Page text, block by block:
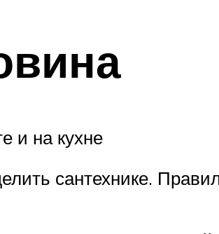
и на кухне
сантехнике.